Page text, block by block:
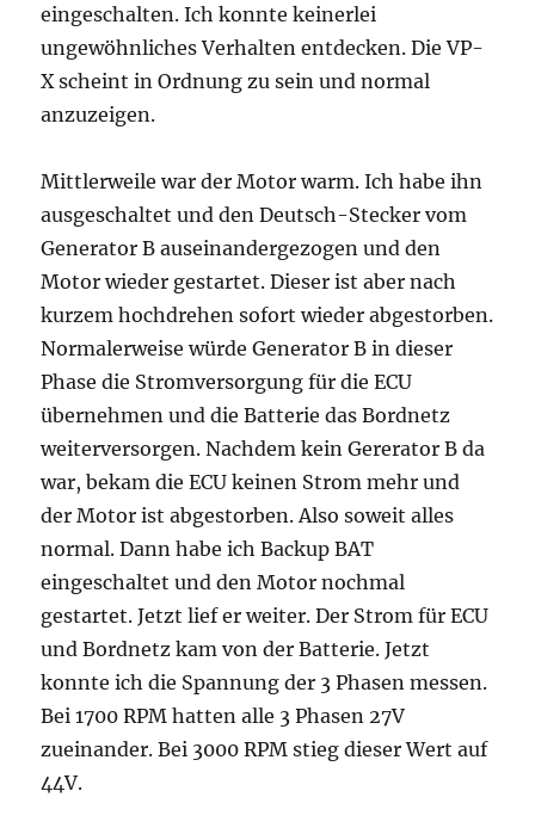
eingeschalten. Ich konnte keinerlei
ungewöhnliches Verhalten entdecken. Die VP-
X scheint in Ordnung zu sein und normal
anzuzeigen.
Mittlerweile war der Motor warm. Ich habe ihn
ausgeschaltet und den Deutsch-Stecker vom
Generator B auseinandergezogen und den
Motor wieder gestartet. Dieser ist aber nach
kurzem hochdrehen sofort wieder abgestorben.
Normalerweise würde Generator B in dieser
Phase die Stromversorgung für die ECU
übernehmen und die Batterie das Bordnetz
weiterversorgen. Nachdem kein Gererator B da
war, bekam die ECU keinen Strom mehr und
der Motor ist abgestorben. Also soweit alles
normal. Dann habe ich Backup BAT
eingeschaltet und den Motor nochmal
gestartet. Jetzt lief er weiter. Der Strom für ECU
und Bordnetz kam von der Batterie. Jetzt
konnte ich die Spannung der 3 Phasen messen.
Bei 1700 RPM hatten alle 3 Phasen 27V
zueinander. Bei 3000 RPM stieg dieser Wert auf
44V.